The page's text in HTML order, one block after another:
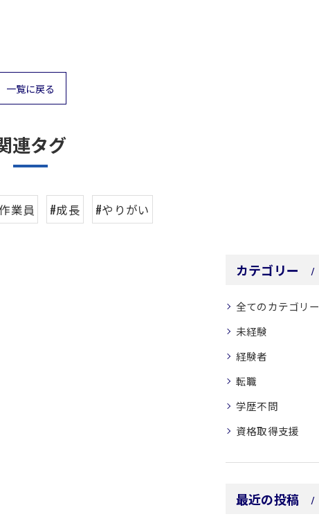
一覧に戻る
連タグ
業員 #成長 #やりがい
カテゴリー
全てのカテゴリー
未経験
経験者
転職
学歴不問
資格取得支援
最近の投稿